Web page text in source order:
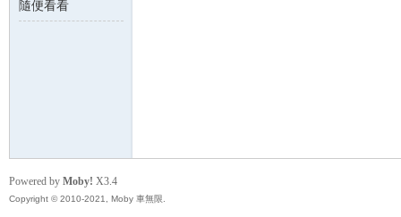
隨便看看
Powered by Moby! X3.4
Copyright © 2010-2021, Moby 車無限.